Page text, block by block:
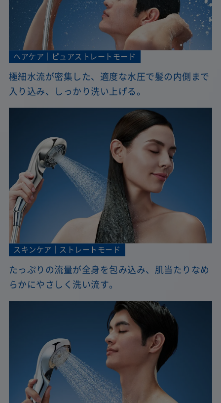
ヘアケア｜ピュアストレートモード
極細水流が密集した、適度な水圧で髪の内側まで
入り込み、しっかり洗い上げる。
スキンケア｜ストレートモード
たっぷりの流量が全身を包み込み、肌当たりなめ
らかにやさしく洗い流す。